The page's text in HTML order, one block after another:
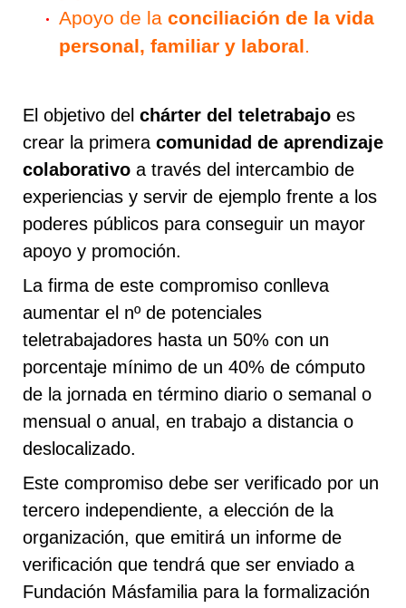
Apoyo de la conciliación de la vida
personal, familiar y laboral.
El objetivo del chárter del teletrabajo es
crear la primera comunidad de aprendizaje
colaborativo a través del intercambio de
experiencias y servir de ejemplo frente a los
poderes públicos para conseguir un mayor
apoyo y promoción.
La firma de este compromiso conlleva
aumentar el nº de potenciales
teletrabajadores hasta un 50% con un
porcentaje mínimo de un 40% de cómputo
de la jornada en término diario o semanal o
mensual o anual, en trabajo a distancia o
deslocalizado.
Este compromiso debe ser verificado por un
tercero independiente, a elección de la
organización, que emitirá un informe de
verificación que tendrá que ser enviado a
Fundación Másfamilia para la formalización